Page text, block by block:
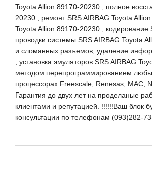
Toyota Allion 89170-20230 , полное
20230 , ремонт SRS AIRBAG Toyota
Toyota Allion 89170-20230 ,
проводки системы SRS AIRBAG Toyota
и сломанных разъемов, удаление
, установка эмуляторов SRS AIRBAG
методом перепрограммированием
процессорах Freescale, Renesas, MAC,
Гарантия до двух лет на проделаные
клиентами и репутацией. !!!!!!Ваш блок
консультации по телефонам (093)282-